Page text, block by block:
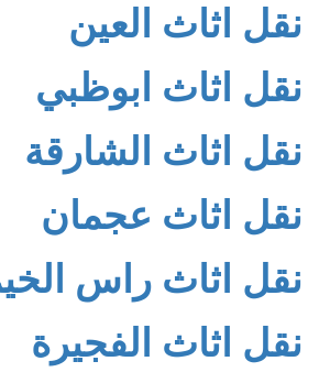
نقل اثاث العين
نقل اثاث ابوظبي
نقل اثاث الشارقة
نقل اثاث عجمان
نقل اثاث راس
نقل اثاث الفجيرة